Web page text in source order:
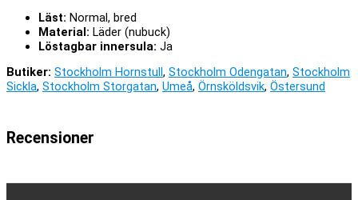
Läst: Normal, bred
Material: Läder (nubuck)
Löstagbar innersula: Ja
Butiker: Stockholm Hornstull, Stockholm Odengatan, Stockholm
Sickla, Stockholm Storgatan, Umeå, Örnsköldsvik, Östersund
Recensioner